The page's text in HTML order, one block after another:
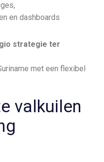
en dashboards
strategie ter
met een flexibel
valkuilen